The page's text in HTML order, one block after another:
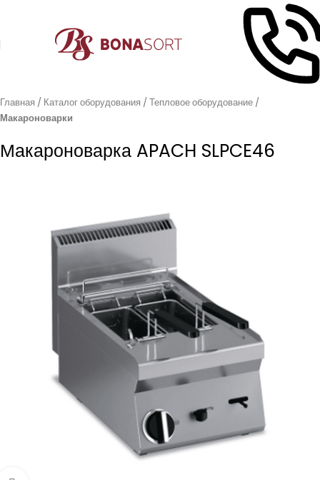
Главная Каталог оборудования
Тепловое оборудование
Макароноварки
Макароноварка APACH SLPCE46